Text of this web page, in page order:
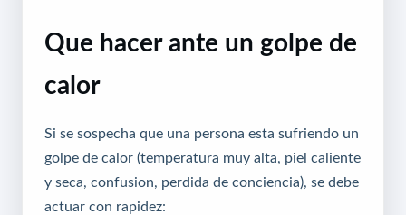
Que hacer ante un golpe de
calor
Si se sospecha que una persona esta sufriendo un
golpe de calor (temperatura muy alta, piel caliente
y seca, confusion, perdida de conciencia), se debe
actuar con rapidez: